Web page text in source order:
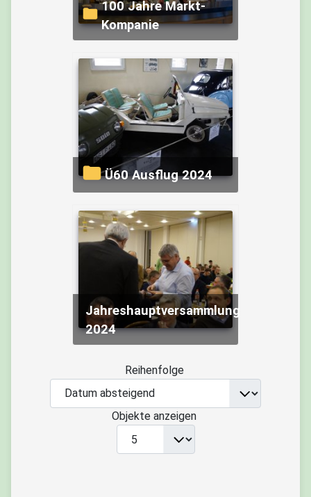
100 Jahre Markt-
Kompanie
Ü60 Ausflug 2024
Jahreshauptversammlung
2024
Reihenfolge
Objekte anzeigen